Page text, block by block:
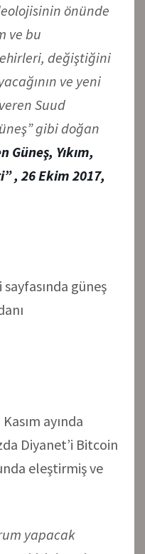
önünde
ve bu
değiştiğini
ve yeni
Suud
gibi doğan
Güneş, Yıkım,
, 26 Ekim 2017,
güneş
ayında
Diyanet’i Bitcoin
eleştirmiş ve
yapacak